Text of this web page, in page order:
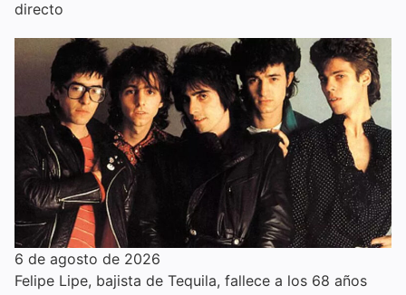
directo
6 de agosto de 2026
Felipe Lipe, bajista de Tequila, fallece a los 68 años